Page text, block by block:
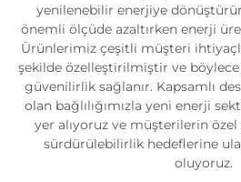
yenilenebilir enerjiye
önemli ölçüde azaltırken enerji
Ürünlerimiz çeşitli müşteri
şekilde özelleştirilmiştir ve
güvenilirlik sağlanır. Kapsamlı
olan bağlılığımızla yeni enerji
yer alıyoruz ve müşterilerin özel
sürdürülebilirlik hedeflerine
oluyoruz.